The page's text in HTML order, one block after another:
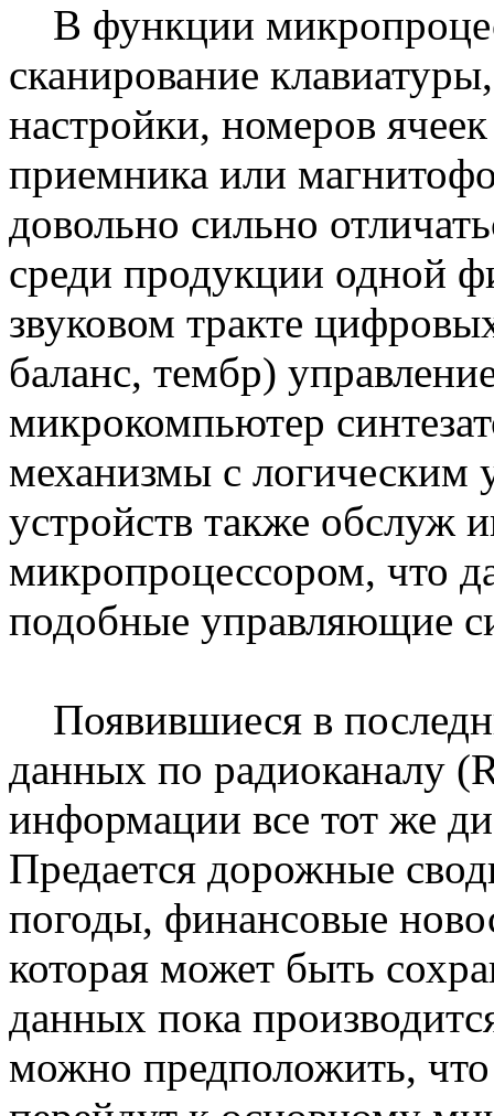
В функции
сканирование
настройки, номеров
приемника или
довольно сильно
среди продукции одной
звуковом тракте
баланс, тембр)
микрокомпьютер
механизмы с логическим
устройств также обслуж
микропроцессором, что
подобные управляющие
Появившиеся в
данных по радиоканалу
информации все тот же
Предается дорожные
погоды, финансовые
которая может быть
данных пока
можно предположить,